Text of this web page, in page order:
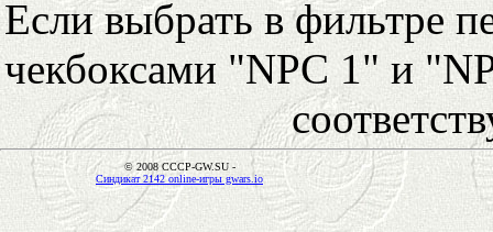
Если выбрать в фильтре
чекбоксами "NPC 1" и
© 2008 CCCP-GW.SU -
Синдикат 2142 online-игры gwars.io